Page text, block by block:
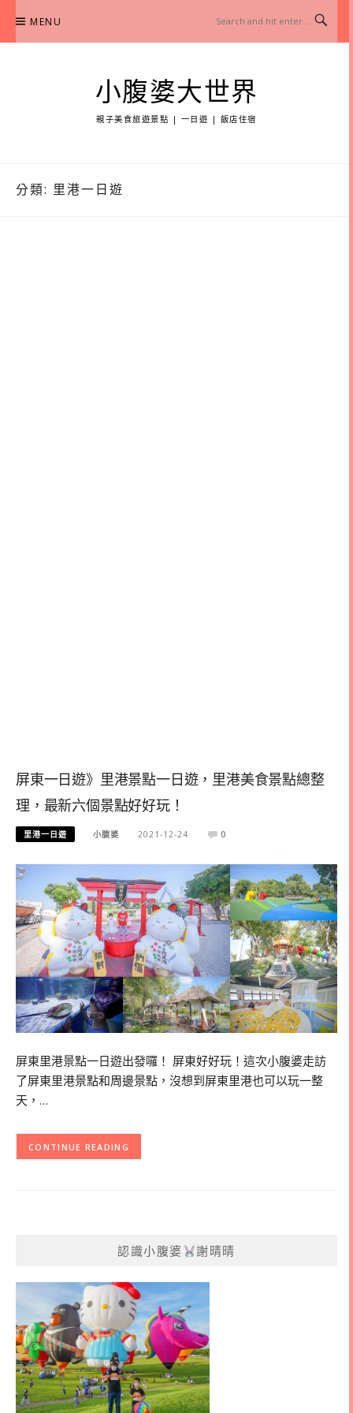
content
MENU
小腹婆大世界
親子美食旅遊景點 | 一日遊 | 飯店住宿
分類: 里港一日遊
屏東一日遊》里港景點一日遊，里港美食景點總整
理，最新六個景點好好玩！
里港一日遊 小腹婆 2021-12-24 0
屏東里港景點一日遊出發囉！ 屏東好好玩！這次小腹婆走訪
了屏東里港景點和周邊景點，沒想到屏東里港也可以玩一整
天，…
CONTINUE READING
認識小腹婆 謝晴晴